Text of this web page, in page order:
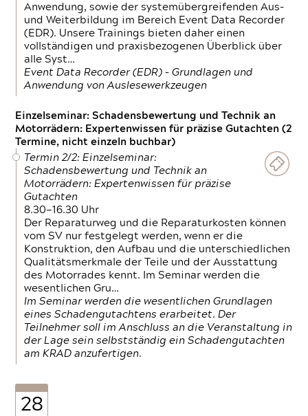
Anwendung, sowie der systemübergreifenden Aus-
und Weiterbildung im Bereich Event Data Recorder
(EDR). Unsere Trainings bieten daher einen
vollständigen und praxisbezogenen Überblick über
alle Syst…
Event Data Recorder (EDR) – Grundlagen und
Anwendung von Auslesewerkzeugen
Einzelseminar: Schadensbewertung und Technik an
Motorrädern: Expertenwissen für präzise Gutachten (2
Termine, nicht einzeln buchbar)
Termin 2/2: Einzelseminar:
Schadensbewertung und Technik an
Motorrädern: Expertenwissen für präzise
Gutachten
8.30—16.30 Uhr
Der Reparaturweg und die Reparaturkosten können
vom SV nur festgelegt werden, wenn er die
Konstruktion, den Aufbau und die unterschiedlichen
Qualitätsmerkmale der Teile und der Ausstattung
des Motorrades kennt. Im Seminar werden die
wesentlichen Gru…
Im Seminar werden die wesentlichen Grundlagen
eines Schadengutachtens erarbeitet. Der
Teilnehmer soll im Anschluss an die Veranstaltung in
der Lage sein selbstständig ein Schadengutachten
am KRAD anzufertigen.
28